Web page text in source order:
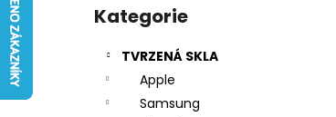
Přeskočit
kategorie
Kategorie
TVRZENÁ SKLA
Apple
Samsung